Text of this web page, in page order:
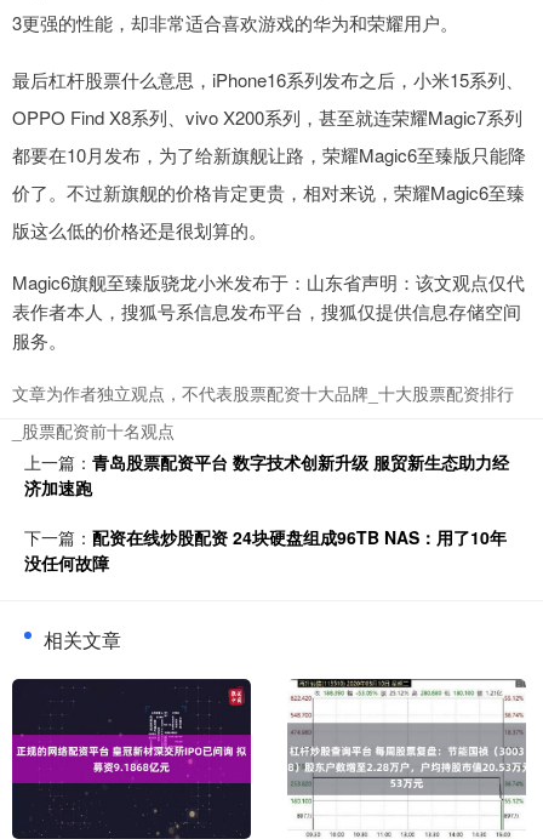
3更强的性能，却非常适合喜欢游戏的华为和荣耀用户。
最后杠杆股票什么意思，iPhone16系列发布之后，小米15系列、
OPPO Find X8系列、vivo X200系列，甚至就连荣耀Magic7系列
都要在10月发布，为了给新旗舰让路，荣耀Magic6至臻版只能降
价了。不过新旗舰的价格肯定更贵，相对来说，荣耀Magic6至臻
版这么低的价格还是很划算的。
Magic6旗舰至臻版骁龙小米发布于：山东省声明：该文观点仅代
表作者本人，搜狐号系信息发布平台，搜狐仅提供信息存储空间
服务。
文章为作者独立观点，不代表股票配资十大品牌_十大股票配资排行
_股票配资前十名观点
上一篇： 青岛股票配资平台 数字技术创新升级 服贸新生态助力经
济加速跑
下一篇： 配资在线炒股配资 24块硬盘组成96TB NAS：用了10年
没任何故障
相关文章